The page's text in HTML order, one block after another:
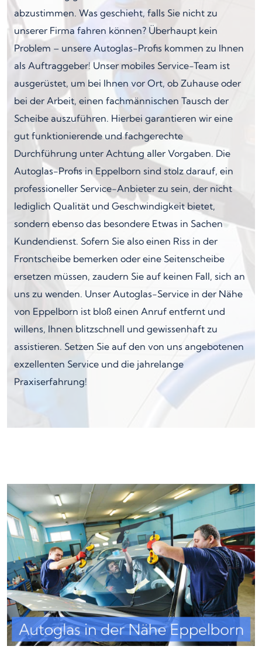
abzustimmen. Was geschieht, falls Sie nicht zu
unserer Firma fahren können? Überhaupt kein
Problem – unsere Autoglas-Profis kommen zu Ihnen
als Auftraggeber! Unser mobiles Service-Team ist
ausgerüstet, um bei Ihnen vor Ort, ob Zuhause oder
bei der Arbeit, einen fachmännischen Tausch der
Scheibe auszuführen. Hierbei garantieren wir eine
gut funktionierende und fachgerechte
Durchführung unter Achtung aller Vorgaben. Die
Autoglas-Profis in Eppelborn sind stolz darauf, ein
professioneller Service-Anbieter zu sein, der nicht
lediglich Qualität und Geschwindigkeit bietet,
sondern ebenso das besondere Etwas in Sachen
Kundendienst. Sofern Sie also einen Riss in der
Frontscheibe bemerken oder eine Seitenscheibe
ersetzen müssen, zaudern Sie auf keinen Fall, sich an
uns zu wenden. Unser Autoglas-Service in der Nähe
von Eppelborn ist bloß einen Anruf entfernt und
willens, Ihnen blitzschnell und gewissenhaft zu
assistieren. Setzen Sie auf den von uns angebotenen
exzellenten Service und die jahrelange
Praxiserfahrung!